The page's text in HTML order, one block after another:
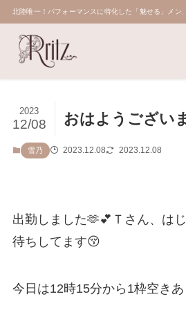
北陸唯一！パフォーマンスに特化した「魅せる」メ
おはようござい
2023
12/08
雪乃 2023.12.08 2023.12.08
出勤しました🫶💕Ｔさん、は
待ちしてます😚
今日は12時15分から1枠空き